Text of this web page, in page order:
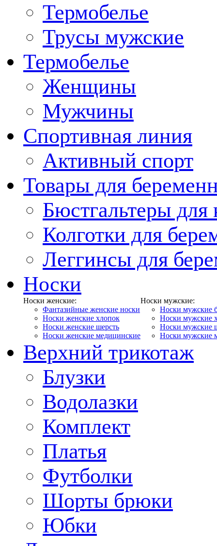
Термобелье
Трусы мужские
Термобелье
Женщины
Мужчины
Спортивная линия
Активный спорт
Товары для
Бюстгальтеры
Колготки для
Леггинсы для
Носки
Носки женские:
Фантазийные женские носки
Носки женские хлопок
Носки женские шерсть
Носки женские медицинские
Носки мужские:
Носки мужские
Носки мужские
Носки мужские
Носки мужские
Верхний трикотаж
Блузки
Водолазки
Комплект
Платья
Футболки
Шорты брюки
Юбки